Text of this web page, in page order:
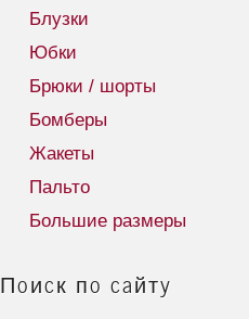
Блузки
Юбки
Брюки / шорты
Бомберы
Жакеты
Пальто
Большие размеры
Поиск по сайту